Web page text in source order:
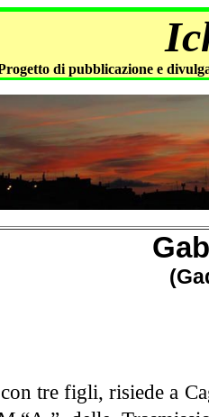
di pubblicazione e
tre figli, risiede a